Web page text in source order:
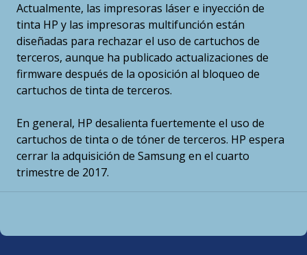
Actualmente, las impresoras láser e inyección de
tinta HP y las impresoras multifunción están
diseñadas para rechazar el uso de cartuchos de
terceros, aunque ha publicado actualizaciones de
firmware después de la oposición al bloqueo de
cartuchos de tinta de terceros.
En general, HP desalienta fuertemente el uso de
cartuchos de tinta o de tóner de terceros. HP espera
cerrar la adquisición de Samsung en el cuarto
trimestre de 2017.